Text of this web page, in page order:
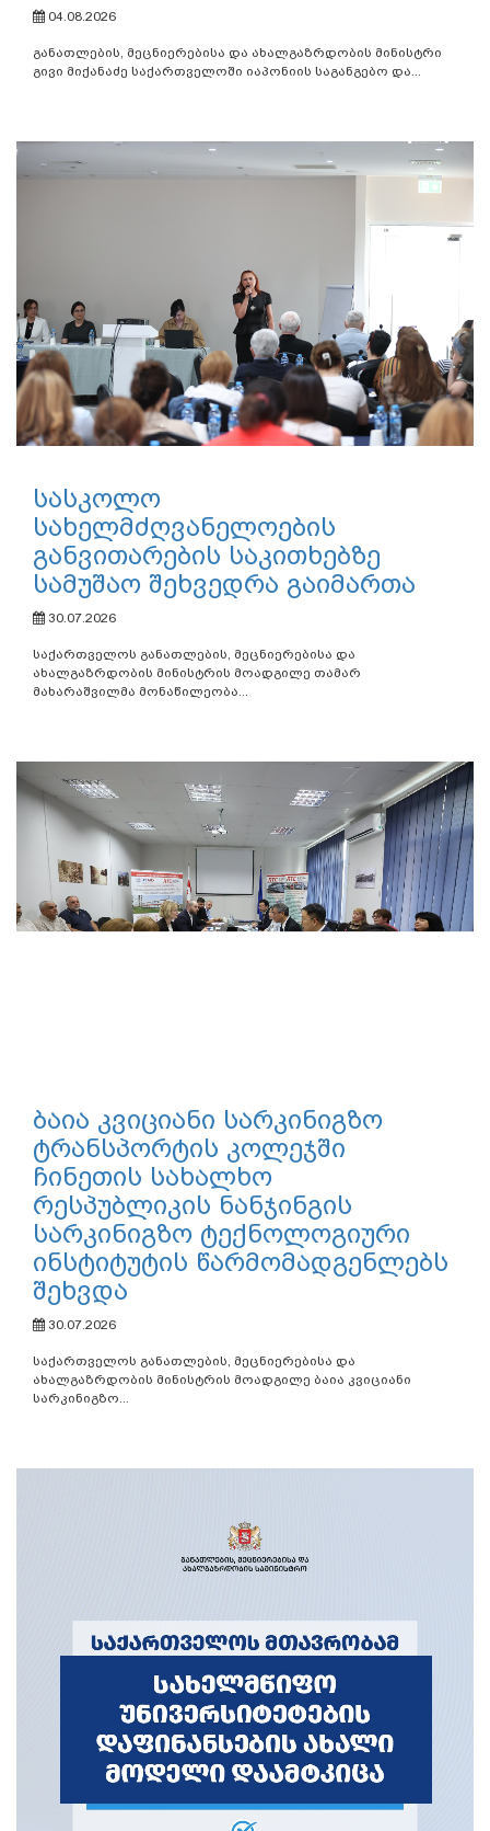
04.08.2026
განათლების, მეცნიერებისა და ახალგაზრდობის მინისტრი
გივი მიქანაძე საქართველოში იაპონიის საგანგებო და...
სასკოლო
სახელმძღვანელოების
განვითარების საკითხებზე
სამუშაო შეხვედრა გაიმართა
30.07.2026
საქართველოს განათლების, მეცნიერებისა და
ახალგაზრდობის მინისტრის მოადგილე თამარ
მახარაშვილმა მონაწილეობა...
ბაია კვიციანი სარკინიგზო
ტრანსპორტის კოლეჯში
ჩინეთის სახალხო
რესპუბლიკის ნანჯინგის
სარკინიგზო ტექნოლოგიური
ინსტიტუტის წარმომადგენლებს
შეხვდა
30.07.2026
საქართველოს განათლების, მეცნიერებისა და
ახალგაზრდობის მინისტრის მოადგილე ბაია კვიციანი
სარკინიგზო...